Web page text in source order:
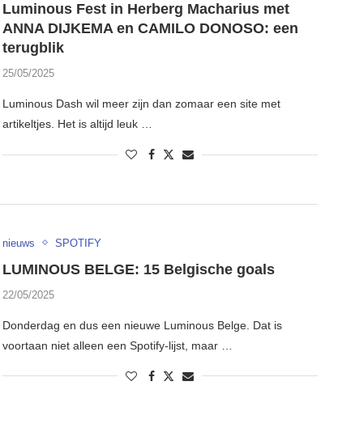
Luminous Fest in Herberg Macharius met
ANNA DIJKEMA en CAMILO DONOSO: een
terugblik
25/05/2025
Luminous Dash wil meer zijn dan zomaar een site met
artikeltjes. Het is altijd leuk …
nieuws SPOTIFY
LUMINOUS BELGE: 15 Belgische goals
22/05/2025
Donderdag en dus een nieuwe Luminous Belge. Dat is
voortaan niet alleen een Spotify-lijst, maar …